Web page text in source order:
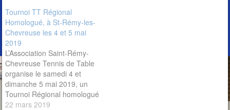
1400/2022-R. Ce tournoi,
ouvert aux joueuses et
joueurs licenciés FFTT,
d’une dotation d’une valeur
de 1.885 EUROS se
déroulera au gymnase C3R
3 rue des écoles…
Tournoi TT Régional
Homologué, à St-Rémy-les-
Chevreuse les 4 et 5 mai
2019
L’Association Saint-Rémy-
Chevreuse Tennis de Table
organise le samedi 4 et
dimanche 5 mai 2019, un
Tournoi Régional homologué
n° R 05/19 de Tennis de
22 mars 2019